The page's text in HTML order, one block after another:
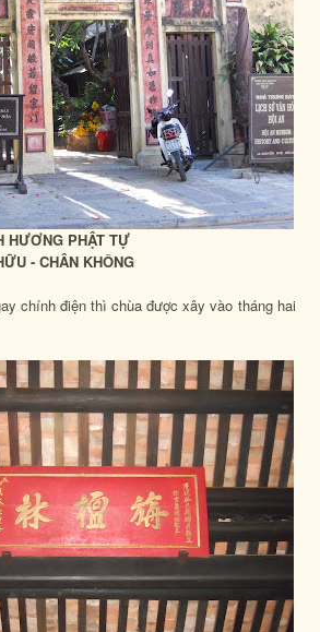
PHẬT TỰ
- CHÂN KHÔNG
chính điện thì chùa được xây vào tháng hai